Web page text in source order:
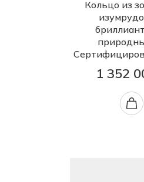
Кольцо из
1 352